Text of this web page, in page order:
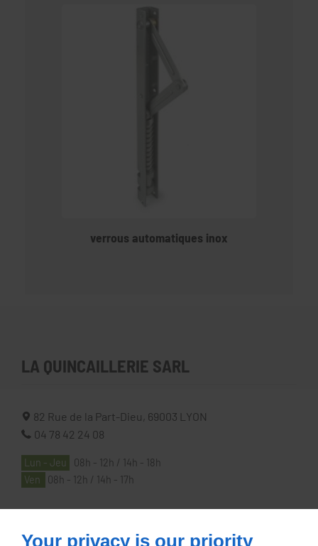
verrous automatiques inox
LA QUINCAILLERIE SARL
82 Rue de la Part-Dieu, 69003
LYON
04 78 42 24 08
Lun - Jeu
08h - 12h / 14h - 18h
Ven
08h - 12h / 14h - 17h
À PROPOS
Your privacy is our priority